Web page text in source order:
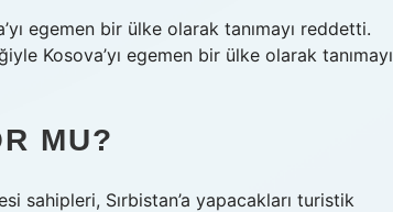
egemen bir ülke olarak tanımayı reddetti.
Kosova’yı egemen bir ülke olarak tanımayı
MU?
sahipleri, Sırbistan’a yapacakları turistik